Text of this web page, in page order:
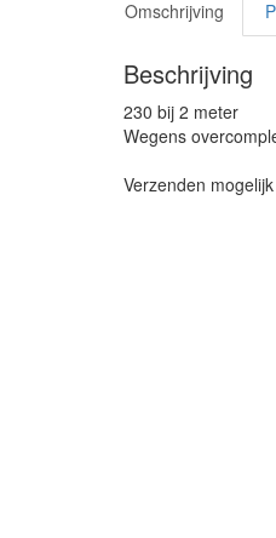
Omschrijving
Beschrijving
230 bij 2 meter
Wegens
Verzenden mogelijk